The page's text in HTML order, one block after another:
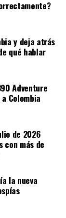
arm), un
podría
con este
y deja atrás
qué hablar
Adventure
Colombia
de 2026
con más de
la nueva